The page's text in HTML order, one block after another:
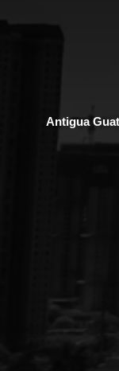
Antigua